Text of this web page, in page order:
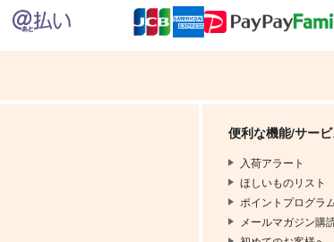
便利な機能/サー
入荷アラート
ほしいものリスト
ポイントプログラ
メールマガジン購